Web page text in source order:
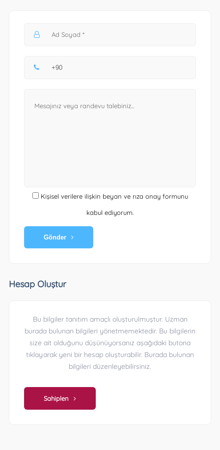
Kişisel verilere ilişkin beyan ve rıza onay formunu
kabul ediyorum.
Gönder
Hesap Oluştur
Bu bilgiler tanıtım amaçlı oluşturulmuştur. Uzman
burada bulunan bilgileri yönetmemektedir. Bu bilgilerin
size ait olduğunu düşünüyorsanız aşağıdaki butona
tıklayarak yeni bir hesap oluşturabilir. Burada bulunan
bilgileri düzenleyebilirsiniz.
Sahiplen